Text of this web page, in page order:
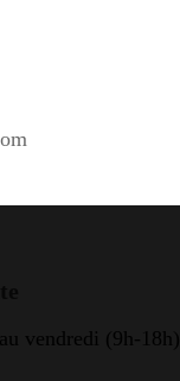
vendredi (9h-18h)